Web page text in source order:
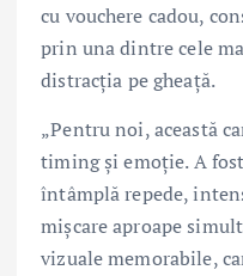
cu vouchere cadou,
prin una dintre cele
distracția pe gheață.
„Pentru noi, această
timing și emoție. A
întâmplă repede,
mișcare aproape
vizuale memorabile,